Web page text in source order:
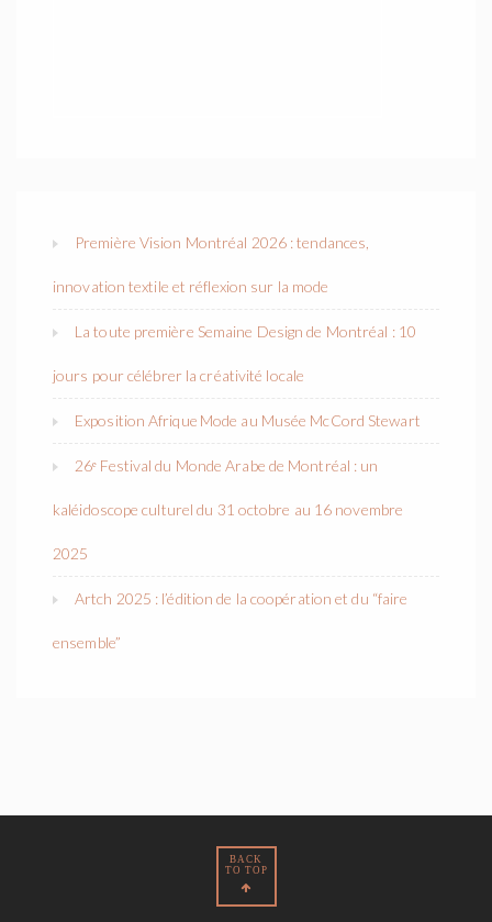
Première Vision Montréal 2026 : tendances,
innovation textile et réflexion sur la mode
La toute première Semaine Design de Montréal : 10
jours pour célébrer la créativité locale
Exposition Afrique Mode au Musée McCord Stewart
26ᵉ Festival du Monde Arabe de Montréal : un
kaléidoscope culturel du 31 octobre au 16 novembre
2025
Artch 2025 : l’édition de la coopération et du “faire
ensemble”
BACK
TO TOP